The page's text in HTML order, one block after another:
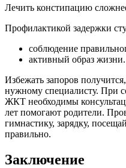
Лечить констипацию
Профилактикой задержки
соблюдение
активный образ жизни.
Избежать запоров
нужному специалисту. При
ЖКТ необходимы
лет помогают родители.
гимнастику, зарядку,
правильно.
Заключение